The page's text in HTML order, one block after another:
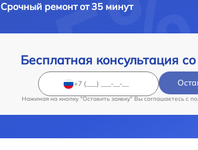
Срочный ремонт от 35 минут
Бесплатная консультация
Нажимая на кнопку "Оставить заявку" Вы соглашаетесь c